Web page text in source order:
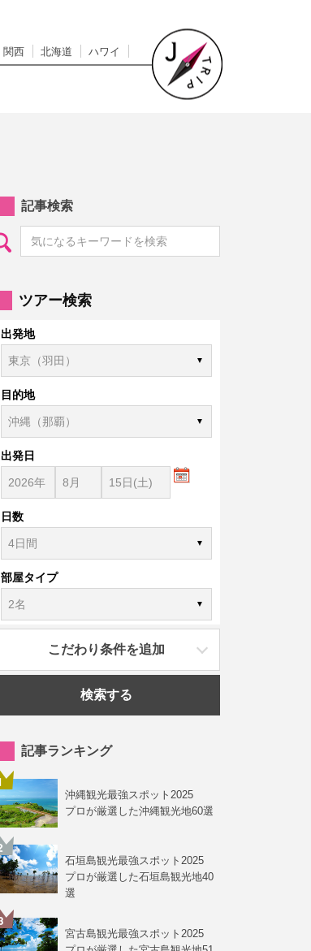
関西 北海道 ハワイ
記事検索
ツアー検索
出発地
目的地
出発日
日数
部屋タイプ
こだわり条件を追加
検索する
記事ランキング
沖縄観光最強スポット2025
プロが厳選した沖縄観光地60選
石垣島観光最強スポット2025
プロが厳選した石垣島観光地40
選
宮古島観光最強スポット2025